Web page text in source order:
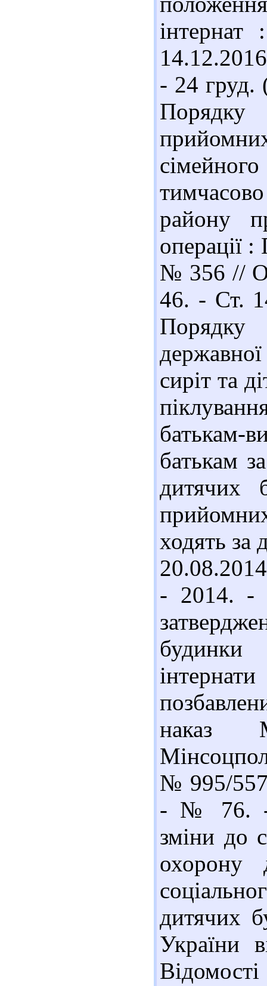
- 24
Порядку
району
операції
№ 356 //
46. - Ст.
сиріт та
батькам
дитячих
ходять
- 2014.
будинки
наказ
№ 995/557
- № 76. -
зміни до
охорону
дитячих
України